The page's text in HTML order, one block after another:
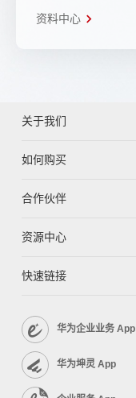
资料中心
关于我们
如何购买
合作伙伴
资源中心
快速链接
华为企业业务 App
华为坤灵 App